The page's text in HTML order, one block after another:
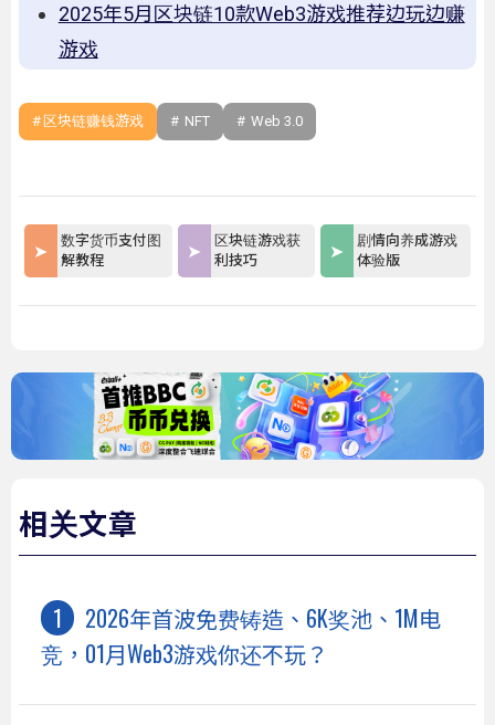
2025年5月区块链10款Web3游戏推荐边玩边赚
游戏
区块链赚钱游戏 NFT Web 3.0
数字货币支付图
解教程
区块链游戏获
利技巧
剧情向养成游戏
体验版
相关文章
2026年首波免费铸造、6K奖池、1M电
竞，01月Web3游戏你还不玩？